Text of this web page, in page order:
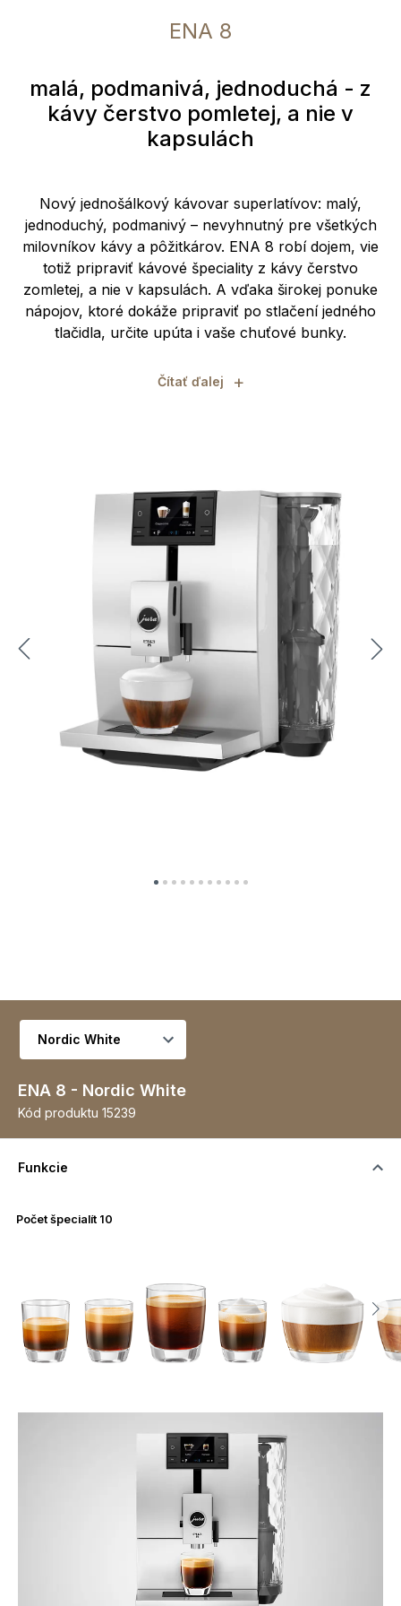
ENA 8
malá, podmanivá, jednoduchá - z
kávy čerstvo pomletej, a nie v
kapsulách
Nový jednošálkový kávovar superlatívov: malý,
jednoduchý, podmanivý – nevyhnutný pre všetkých
milovníkov kávy a pôžitkárov. ENA 8 robí dojem, vie
totiž pripraviť kávové špeciality z kávy čerstvo
zomletej, a nie v kapsulách. A vďaka širokej ponuke
nápojov, ktoré dokáže pripraviť po stlačení jedného
tlačidla, určite upúta i vaše chuťové bunky.
Čítať ďalej +
Vyberte variant
ENA 8 - Nordic White
Kód produktu 15239
Funkcie